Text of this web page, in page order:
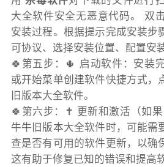
大全软件安全无恶意代码。 双
安装过程。根据提示完成安装步
可协议、选择安装位置、配置安
🍀第五步：🌵 启动软件：安装
或开始菜单创建软件快捷方式，
旧版本大全软件。
🍀第六步：✝️ 更新和激活（如
牛牛旧版本大全软件时，可能需
查是否有可用的软件更新，以确
这有助于修复已知的错误和提高